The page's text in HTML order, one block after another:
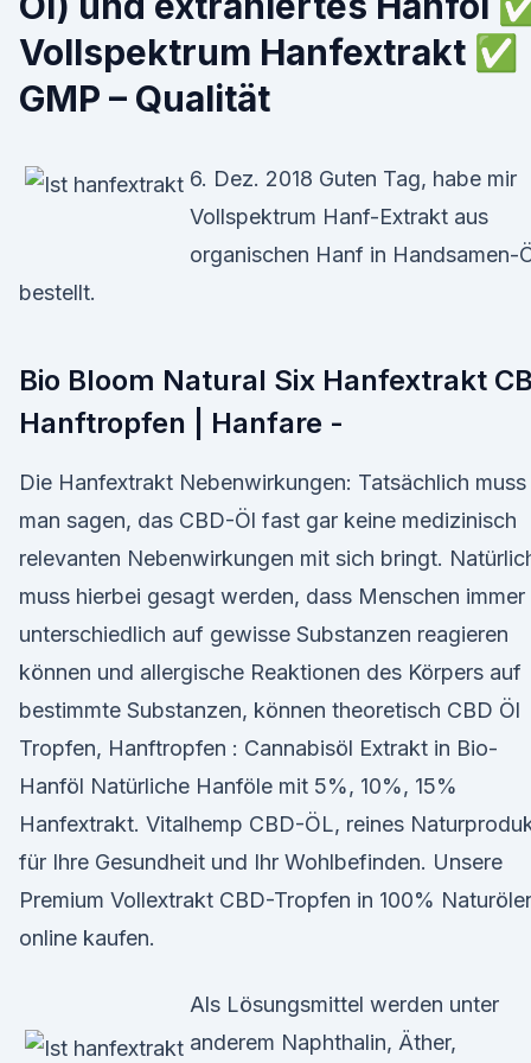
Vollspektrum Hanfextrakt ✅
GMP – Qualität
6. Dez. 2018 Guten Tag, habe mir
Vollspektrum Hanf-Extrakt aus
organischen Hanf in Handsamen-
bestellt.
Bio Bloom Natural Six Hanfextrakt
Hanftropfen | Hanfare -
Die Hanfextrakt Nebenwirkungen: Tatsächlich muss
man sagen, das CBD-Öl fast gar keine medizinisch
relevanten Nebenwirkungen mit sich bringt.
muss hierbei gesagt werden, dass Menschen immer
unterschiedlich auf gewisse Substanzen reagieren
können und allergische Reaktionen des Körpers auf
bestimmte Substanzen, können theoretisch CBD Öl
Tropfen, Hanftropfen : Cannabisöl Extrakt in Bio-
Hanföl Natürliche Hanföle mit 5%, 10%, 15%
Hanfextrakt. Vitalhemp CBD-ÖL, reines
für Ihre Gesundheit und Ihr Wohlbefinden. Unsere
Premium Vollextrakt CBD-Tropfen in 100%
online kaufen.
Als Lösungsmittel werden unter
anderem Naphthalin, Äther,